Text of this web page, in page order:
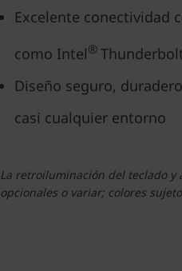
Excelente conectividad
como Intel®
Diseño seguro,
casi cualquier entorno
La retroiluminación del teclado
opcionales o variar; colores